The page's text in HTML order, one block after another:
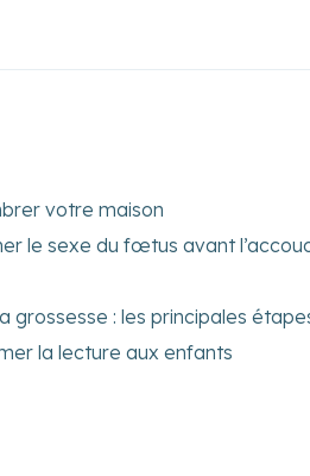
votre maison
le sexe du fœtus avant
grossesse : les principales
la lecture aux enfants